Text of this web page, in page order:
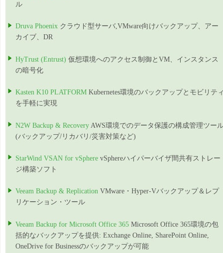
ル
Druva Phoenix クラウド型サーバ,VMware向けバックアップ、アー
カイブ、DR
HyTrust (Entrust) 仮想環境へのアクセス制御とVM、インスタンス
の暗号化
Kasten K10 PLATFORM Kubernetes環境のバックアップとモビリテ
を手軽に実現
N2W Backup & Recovery AWS環境でのデータ保護の構成管理ツー
(バックアップ/リカバリ/災害対策など)
StarWind VSAN for vSphere vSphereハイパーバイザ間共有ストレー
ジ構築ソフト
Veeam Backup & Replication VMware・Hyper-Vバックアップ＆レプ
リケーション・ツール
Veeam Backup for Microsoft Office 365 Microsoft Office 365環境の包
括的なバックアップを提供: Exchange Online, SharePoint Online,
OneDrive for Businessのバックアップが可能